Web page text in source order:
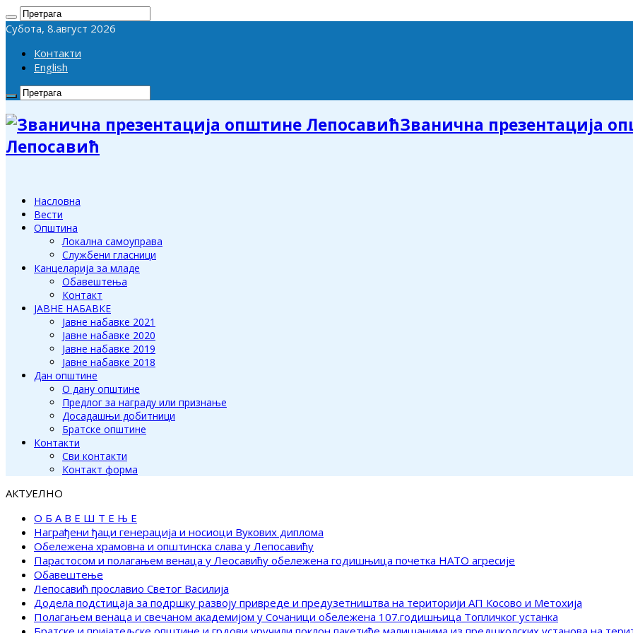
Субота, 8.август 2026
Контакти
English
Званична презентација
Лепосавић
Насловна
Вести
Општина
Локална самоуправа
Службени гласници
Канцеларија за младе
Обавештења
Контакт
ЈАВНЕ НАБАВКЕ
Јавне набавке 2021
Јавне набавке 2020
Јавне набавке 2019
Јавне набавке 2018
Дан општине
О дану општине
Предлог за награду или признање
Досадашњи добитници
Братске општине
Контакти
Сви контакти
Контакт форма
АКТУЕЛНО
О Б А В Е Ш Т Е Њ Е
Награђени ђаци генерација и носиоци Вукових диплома
Обележена храмовна и општинска слава у Лепосавићу
Парастосом и полагањем венаца у Леосавићу обележена годишњица почетка НАТО агресије
Обавештење
Лепосавић прославио Светог Василија
Додела подстицаја за подршку развоју привреде и предузетништва на територији АП Косово и Метохија
Полагањем венаца и свечаном академијом у Сочаници обележена 107.годишњица Топличког устанка